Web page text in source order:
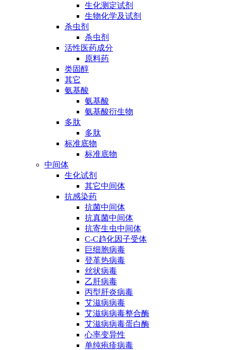
生化测定试剂
生物化学及试剂
杀虫剂
杀虫剂
活性医药成分
原料药
类固醇
其它
氨基酸
氨基酸
氨基酸衍生物
多肽
多肽
标准底物
标准底物
中间体
生化试剂
其它中间体
抗感染药
抗菌中间体
抗真菌中间体
抗寄生虫中间体
C-C趋化因子受体
巨细胞病毒
登革热病毒
丝状病毒
乙肝病毒
丙型肝炎病毒
艾滋病病毒
艾滋病病毒整合酶
艾滋病病毒蛋白酶
心率变异性
单纯疱疹病毒